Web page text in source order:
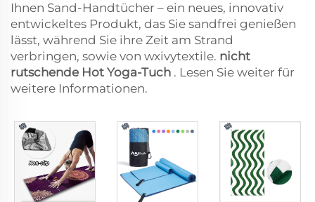
Ihnen Sand-Handtücher – ein neues, innovativ
entwickeltes Produkt, das Sie sandfrei genießen
lässt, während Sie ihre Zeit am Strand
verbringen, sowie von wxivytextile. nicht
rutschende Hot Yoga-Tuch . Lesen Sie weiter für
weitere Informationen.